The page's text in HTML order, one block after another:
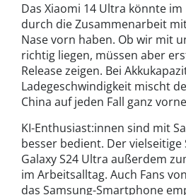
Das Xiaomi 14 Ultra könnte
durch die Zusammenarbeit
Nase vorn haben. Ob wir mit
richtig liegen, müssen aber
Release zeigen. Bei
Ladegeschwindigkeit mischt
China auf jeden Fall ganz
KI-Enthusiast:innen sind mit
besser bedient. Der vielseitige
Galaxy S24 Ultra außerdem
im Arbeitsalltag. Auch Fans
das Samsung-Smartphone